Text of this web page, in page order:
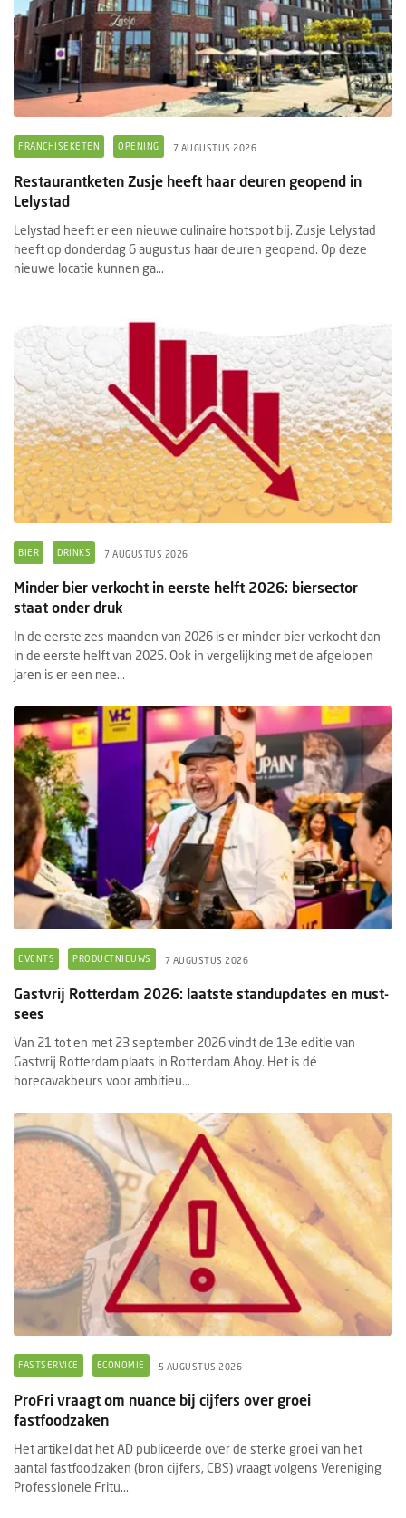
FRANCHISEKETEN OPENING 7 AUGUSTUS 2026
Restaurantketen Zusje heeft haar deuren geopend in
Lelystad
Lelystad heeft er een nieuwe culinaire hotspot bij. Zusje Lelystad
heeft op donderdag 6 augustus haar deuren geopend. Op deze
nieuwe locatie kunnen ga...
BIER DRINKS 7 AUGUSTUS 2026
Minder bier verkocht in eerste helft 2026: biersector
staat onder druk
In de eerste zes maanden van 2026 is er minder bier verkocht dan
in de eerste helft van 2025. Ook in vergelijking met de afgelopen
jaren is er een nee...
EVENTS PRODUCTNIEUWS 7 AUGUSTUS 2026
Gastvrij Rotterdam 2026: laatste standupdates en must-
sees
Van 21 tot en met 23 september 2026 vindt de 13e editie van
Gastvrij Rotterdam plaats in Rotterdam Ahoy. Het is dé
horecavakbeurs voor ambitieu...
FASTSERVICE ECONOMIE 5 AUGUSTUS 2026
ProFri vraagt om nuance bij cijfers over groei
fastfoodzaken
Het artikel dat het AD publiceerde over de sterke groei van het
aantal fastfoodzaken (bron cijfers, CBS) vraagt volgens Vereniging
Professionele Fritu...